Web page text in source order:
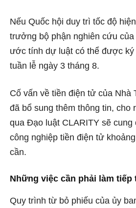
Nếu Quốc hội duy trì tốc độ
trưởng bộ phận nghiên cứu của
ước tính dự luật có thể được ký
tuần lễ ngày 3 tháng 8.
Cố vấn về tiền điện tử của Nhà
đã bổ sung thêm thông tin, cho
qua Đạo luật CLARITY sẽ cung
công nghiệp tiền điện tử
cần.
Những việc cần phải làm tiếp
Quy trình từ bỏ phiếu của ủy